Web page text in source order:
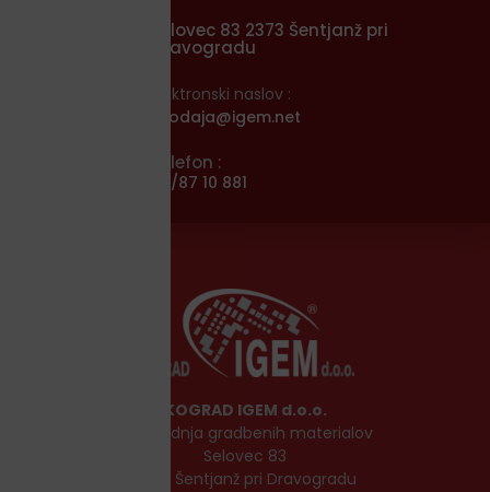
Selovec 83 2373 Šentjanž pri
Dravogradu
Elektronski naslov :
prodaja@igem.net
Telefon :
02/87 10 881
KOGRAD IGEM d.o.o.
Proizvodnja gradbenih materialov
Selovec 83
2373 Šentjanž pri Dravogradu